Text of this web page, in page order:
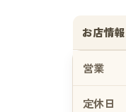
お店情報
営業
定休日